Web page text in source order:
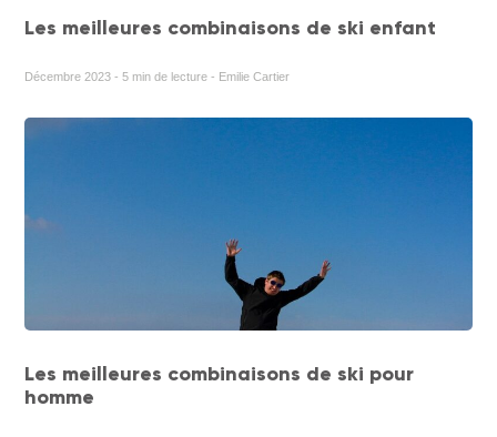
Les meilleures combinaisons de ski enfant
Décembre 2023 - 5 min de lecture - Emilie Cartier
Les meilleures combinaisons de ski pour
homme